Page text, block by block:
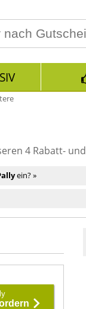
4 Rabatt- und
ein? »